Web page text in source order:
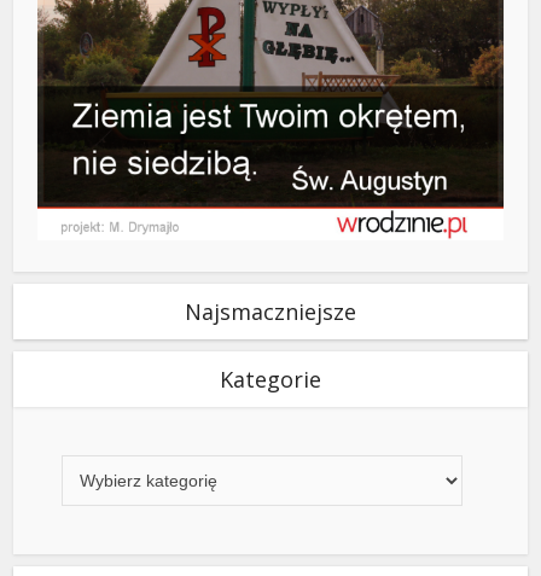
Najsmaczniejsze
Kategorie